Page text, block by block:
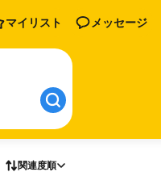
マイリスト メッセージ
関連度順